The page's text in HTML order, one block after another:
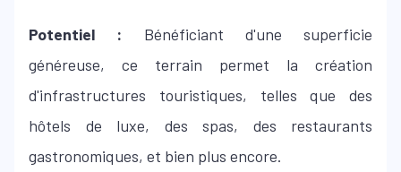
Potentiel : Bénéficiant d'une superficie
généreuse, ce terrain permet la création
d'infrastructures touristiques, telles que des
hôtels de luxe, des spas, des restaurants
gastronomiques, et bien plus encore.